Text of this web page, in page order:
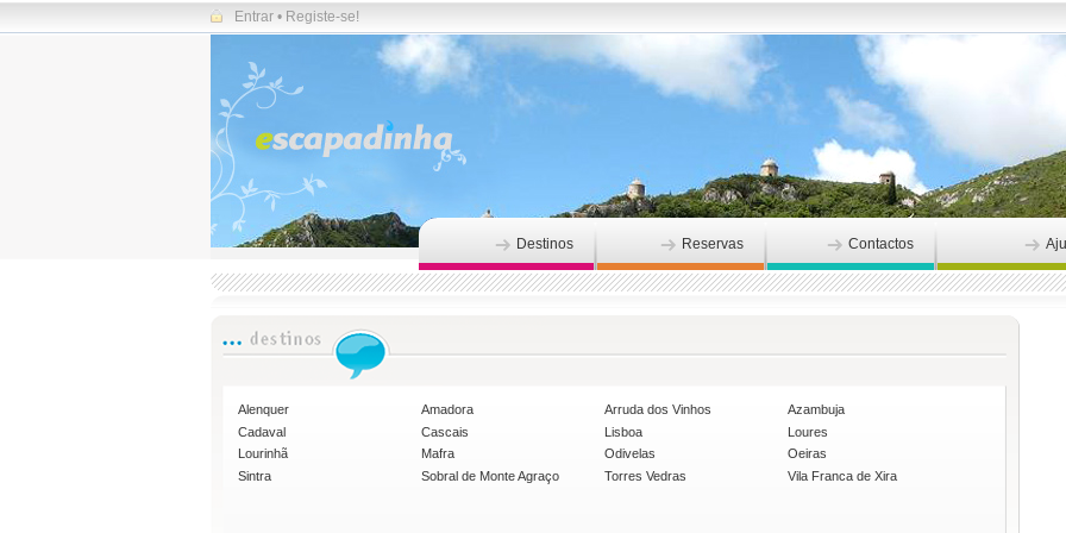
Entrar • Registe-se!
Destinos Reservas Contactos
Alenquer Amadora Arruda dos Vinhos
Azambuja
Cadaval
Cascais Lisboa
Loures
Lourinhã
Mafra Odivelas
Oeiras
Sintra
Sobral de Monte Agraço Torres Vedras Vila Franca de Xira